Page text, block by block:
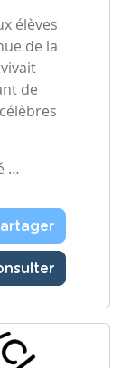
élèves
de la
de
…